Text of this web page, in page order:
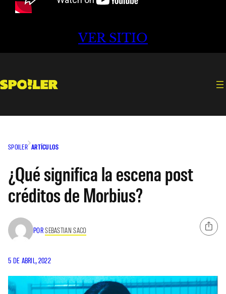
VER SITIO
SPOILER ARTÍCULOS
¿Qué significa la escena post
créditos de Morbius?
PORSEBASTIAN SACO
5 DE ABRIL, 2022